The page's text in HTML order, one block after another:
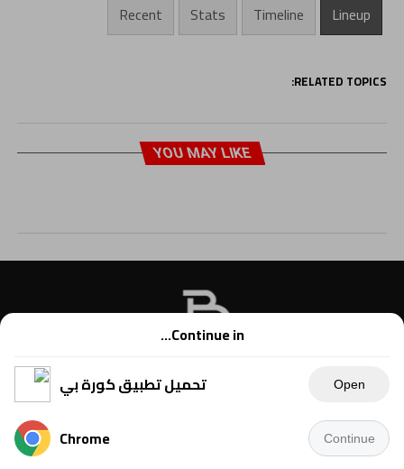
Lineup
Timeline
Stats
Recent
RELATED TOPICS:
YOU MAY LIKE
Copyright © 2021 Kora B, powered by Ahmednet.info
Continue in...
تحميل تطبيق كورة بي
Open
Chrome Continue